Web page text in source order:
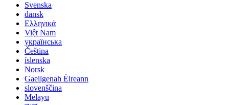
Svenska
dansk
Ελληνικά
Việt Nam
українська
Čeština
íslenska
Norsk
Gaeilgenah Éireann
slovenščina
Melayu